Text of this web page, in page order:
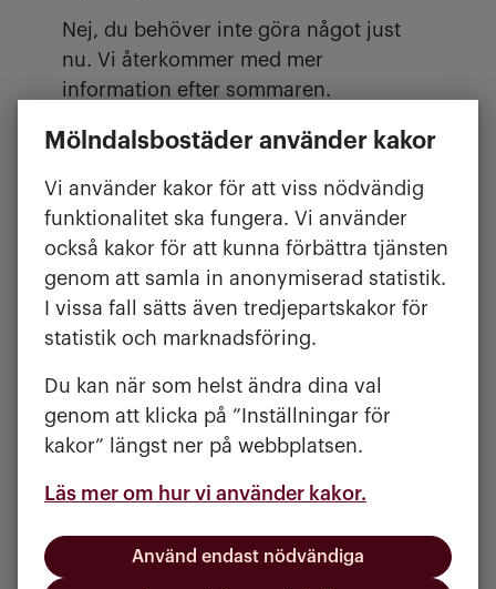
Mölndalsbostäder använder kakor
Vi använder kakor för att viss nödvändig
funktionalitet ska fungera. Vi använder
också kakor för att kunna förbättra tjänsten
genom att samla in anonymiserad statistik.
I vissa fall sätts även tredjepartskakor för
statistik och marknadsföring.
Du kan när som helst ändra dina val
genom att klicka på ”Inställningar för
kakor” längst ner på webbplatsen.
Läs mer om hur vi använder kakor.
Använd endast nödvändiga
Nej, du behöver inte göra något just
nu. Vi återkommer med mer
information efter sommaren.
Pirkko Ryttersson
Ombyggnadssamordnare
projekt @molndalsbostader.se
Publicerad: